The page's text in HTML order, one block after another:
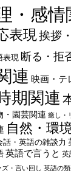
・感情
表現挨拶
表現 断る・拒
連 映画・テ
期関連
・園芸関連 癒し・
自然・環
話・英語の雑談力
英語で言うと 英
ズ・言い回し 英語の